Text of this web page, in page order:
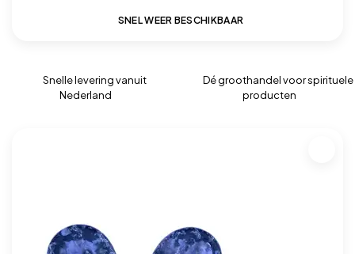
SNEL WEER BESCHIKBAAR
Snelle levering vanuit
Nederland
Dé groothandel voor spirituele
producten